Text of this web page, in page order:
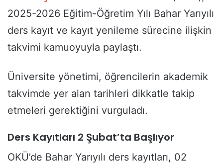
2025-2026 Eğitim-Öğretim Yılı Bahar Yarıyılı
ders kayıt ve kayıt yenileme sürecine ilişkin
takvimi kamuoyuyla paylaştı.
Üniversite yönetimi, öğrencilerin akademik
takvimde yer alan tarihleri dikkatle takip
etmeleri gerektiğini vurguladı.
Ders Kayıtları 2 Şubat’ta Başlıyor
OKÜ’de Bahar Yarıyılı ders kayıtları, 02